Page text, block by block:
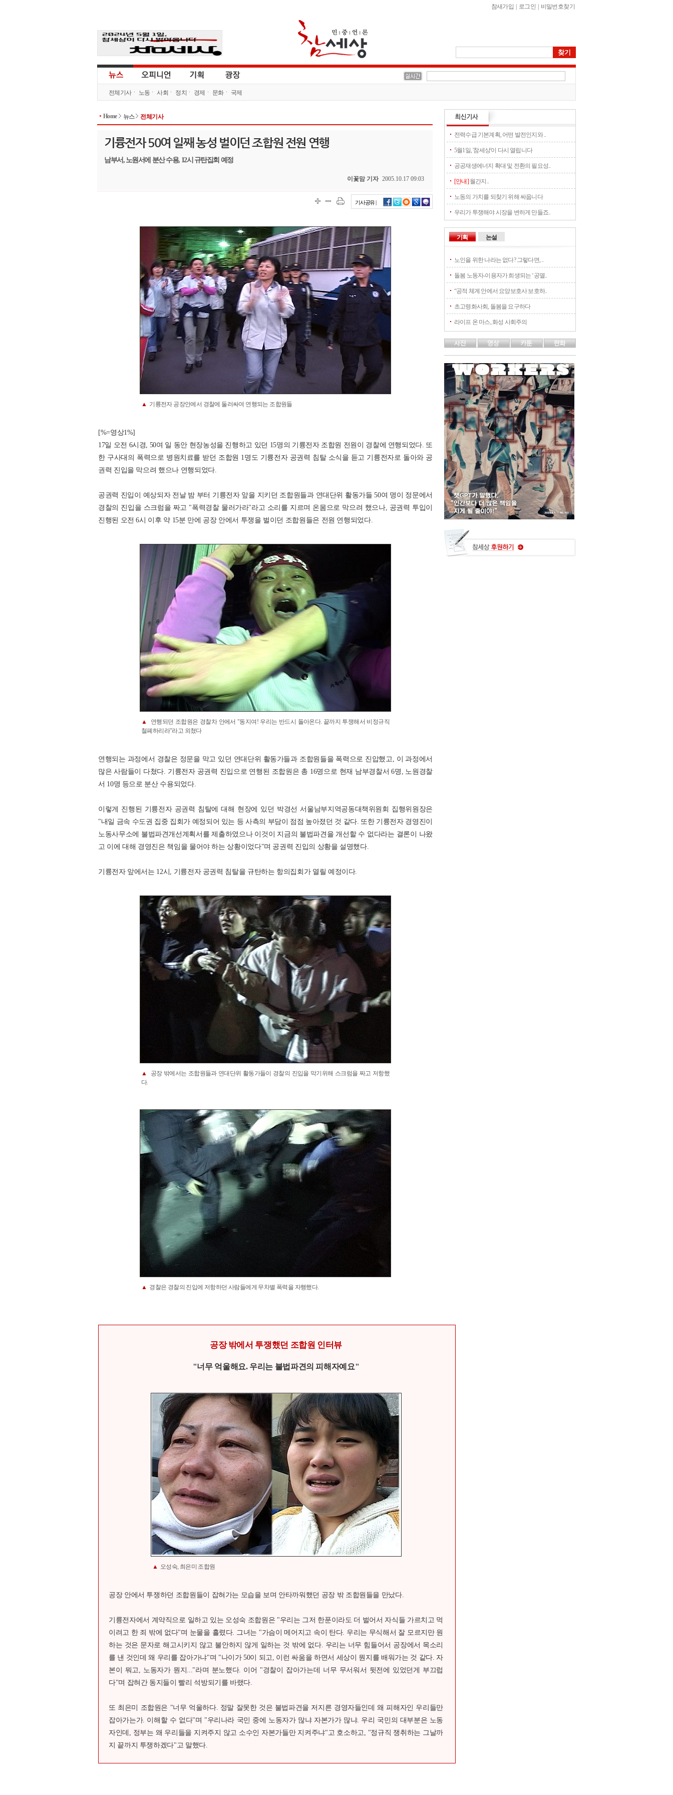
참새가입 로그인 비밀번호찾기
전체기사 노동 사회 정치 경제 문화 국제
Home 뉴스 전체기사
기륭전자 50여 일째 농성 벌이던 조합원 전원 연행
남부서, 노원서에 분산 수용, 12시 규탄집회 예정
이꽃맘 기자 2005.10.17 09:03
기사공유 |
▲ 기륭전자 공장안에서 경찰에 둘러싸여 연행되는 조합원들
[%=영상1%]
17일 오전 6시경, 50여 일 동안 현장농성을 진행하고 있던 15명의 기륭전자 조합원 전원이 경찰에 연행되었다. 또
한 구사대의 폭력으로 병원치료를 받던 조합원 1명도 기륭전자 공권력 침탈 소식을 듣고 기륭전자로 돌아와 공
권력 진입을 막으려 했으나 연행되었다.
공권력 진입이 예상되자 전날 밤 부터 기륭전자 앞을 지키던 조합원들과 연대단위 활동가들 50여 명이 정문에서
경찰의 진입을 스크럼을 짜고 "폭력경찰 물러가라"라고 소리를 지르며 온몸으로 막으려 했으나, 공권력 투입이
진행된 오전 6시 이후 약 15분 만에 공장 안에서 투쟁을 벌이던 조합원들은 전원 연행되었다.
▲
연행되던 조합원은 경찰차 안에서 "동지여! 우리는 반드시 돌아온다. 끝까지 투쟁해서 비정규직
철폐하리라"라고 외쳤다
연행되는 과정에서 경찰은 정문을 막고 있던 연대단위 활동가들과 조합원들을 폭력으로 진압했고, 이 과정에서
많은 사람들이 다쳤다. 기륭전자 공권력 진입으로 연행된 조합원은 총 16명으로 현재 남부경찰서 6명, 노원경찰
서 10명 등으로 분산 수용되었다.
이렇게 진행된 기륭전자 공권력 침탈에 대해 현장에 있던 박경선 서울남부지역공동대책위원회 집행위원장은
"내일 금속 수도권 집중 집회가 예정되어 있는 등 사측의 부담이 점점 높아졌던 것 같다. 또한 기륭전자 경영진이
노동사무소에 불법파견개선계획서를 제출하였으나 이것이 지금의 불법파견을 개선할 수 없다라는 결론이 나왔
고 이에 대해 경영진은 책임을 물어야 하는 상황이었다"며 공권력 진입의 상황을 설명했다.
기륭전자 앞에서는 12시, 기륭전자 공권력 침탈을 규탄하는 항의집회가 열릴 예정이다.
▲
공장 밖에서는 조합원들과 연대단위 활동가들이 경찰의 진입을 막기위해 스크럼을 짜고 저항했
다.
▲ 경찰은 경찰의 진입에 저항하던 사람들에게 무차별 폭력을 자행했다.
공장 밖에서 투쟁했던 조합원 인터뷰
"너무 억울해요. 우리는 불법파견의 피해자예요"
▲ 오성숙, 최은미 조합원
공장 안에서 투쟁하던 조합원들이 잡혀가는 모습을 보며 안타까워했던 공장 밖 조합원들을 만났다.
기륭전자에서 계약직으로 일하고 있는 오성숙 조합원은 "우리는 그저 한푼이라도 더 벌어서 자식들 가르치고 먹
이려고 한 죄 밖에 없다"며 눈물을 흘렸다. 그녀는 "가슴이 메어지고 속이 탄다. 우리는 무식해서 잘 모르지만 원
하는 것은 문자로 해고시키지 않고 불안하지 않게 일하는 것 밖에 없다. 우리는 너무 힘들어서 공장에서 목소리
를 낸 것인데 왜 우리를 잡아가냐"며 "나이가 50이 되고, 이런 싸움을 하면서 세상이 뭔지를 배워가는 것 같다. 자
본이 뭐고, 노동자가 뭔지..."라며 분노했다. 이어 "경찰이 잡아가는데 너무 무서워서 뒷전에 있었던게 부끄럽
다"며 잡혀간 동지들이 빨리 석방되기를 바랬다.
또 최은미 조합원은 "너무 억울하다. 정말 잘못한 것은 불법파견을 저지른 경영자들인데 왜 피해자인 우리들만
잡아가는가. 이해할 수 없다"며 "우리나라 국민 중에 노동자가 많냐 자본가가 많냐. 우리 국민의 대부분은 노동
자인데, 정부는 왜 우리들을 지켜주지 않고 소수인 자본가들만 지켜주냐"고 호소하고, "정규직 쟁취하는 그날까
지 끝까지 투쟁하겠다"고 말했다.
전력수급 기본계획, 어떤 발전인지와 ..
5월1일, '참세상'이 다시 열립니다
공공재생에너지 확대 및 전환의 필요성..
[안내]월간지..
노동의 가치를 되찾기 위해 싸웁니다
우리가 투쟁해야 시장을 변하게 만들죠..
기획
노인을 위한 나라는 없다? 그렇다면, ..
돌봄 노동자-이용자가 희생되는 ‘공멸..
“공적 체계 안에서 요양보호사 보호하..
초고령화사회, 돌봄을 요구하다
라이프 온 마스, 화성 사회주의
논설